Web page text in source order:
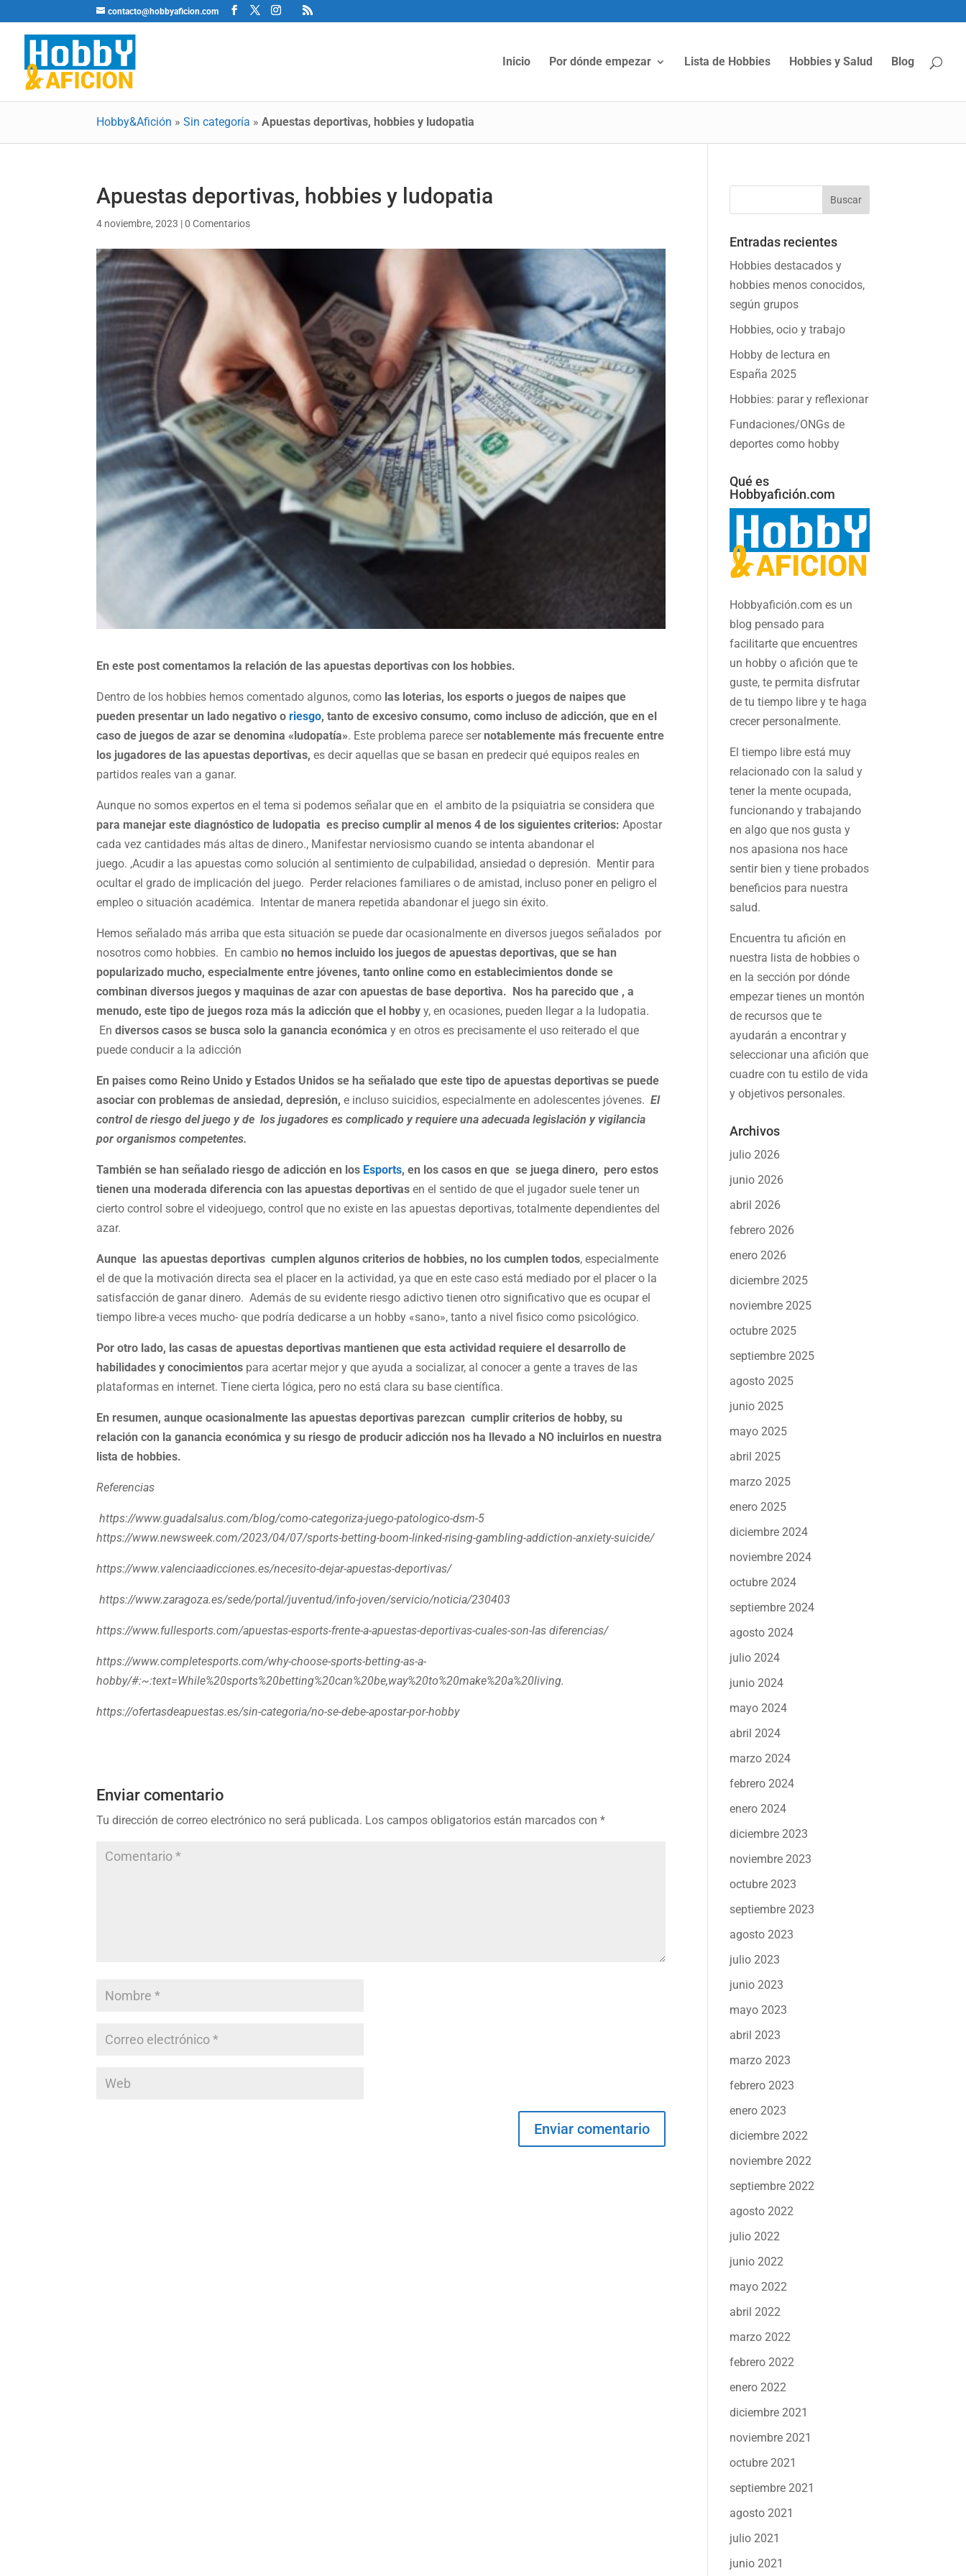
contacto@hobbyaficion.com
Hobby&Afición »Sin categoría »Apuestas deportivas, hobbies y ludopatia
Inicio Por dónde empezar Lista de Hobbies Hobbies y Salud Blog
Apuestas deportivas, hobbies y ludopatia
4 noviembre, 2023 |0 Comentarios
En este post comentamos la relación de las apuestas deportivas con los hobbies.
Dentro de los hobbies hemos comentado algunos, como las loterias, los esports o juegos de naipes que
pueden presentar un lado negativo oriesgo, tanto de excesivo consumo, como incluso de adicción, que en el
caso de juegos de azar se denomina «ludopatía». Este problema parece sernotablemente más frecuente entre
los jugadores de las apuestas deportivas, es decir aquellas que se basan en predecir qué equipos reales en
partidos reales van a ganar.
Aunque no somos expertos en el tema si podemos señalar que en el ambito de la psiquiatria se considera que
para manejar este diagnóstico de ludopatia es preciso cumplir al menos 4 de los siguientes criterios: Apostar
cada vez cantidades más altas de dinero., Manifestar nerviosismo cuando se intenta abandonar el
juego. ,Acudir a las apuestas como solución al sentimiento de culpabilidad, ansiedad o depresión. Mentir para
ocultar el grado de implicación del juego. Perder relaciones familiares o de amistad, incluso poner en peligro el
empleo o situación académica. Intentar de manera repetida abandonar el juego sin éxito.
Hemos señalado más arriba que esta situación se puede dar ocasionalmente en diversos juegos señalados por
nosotros como hobbies. En cambiono hemos incluido los juegos de apuestas deportivas, que se han
popularizado mucho, especialmente entre jóvenes, tanto online como en establecimientos donde se
combinan diversos juegos y maquinas de azar con apuestas de base deportiva. Nos ha parecido que , a
menudo, este tipo de juegos roza más la adicción que el hobby y, en ocasiones, pueden llegar a la ludopatia.
Endiversos casos se busca solo la ganancia económica y en otros es precisamente el uso reiterado el que
puede conducir a la adicción
En paises como Reino Unido y Estados Unidos se ha señalado que este tipo de apuestas deportivas se puede
asociar con problemas de ansiedad, depresión, e incluso suicidios, especialmente en adolescentes jóvenes.El
control de riesgo del juego y de los jugadores es complicado y requiere una adecuada legislación y vigilancia
por organismos competentes.
También se han señalado riesgo de adicción en los Esports, en los casos en que se juega dinero, pero estos
tienen una moderada diferencia con las apuestas deportivas en el sentido de que el jugador suele tener un
cierto control sobre el videojuego, control que no existe en las apuestas deportivas, totalmente dependientes del
azar.
Aunque las apuestas deportivas cumplen algunos criterios de hobbies, no los cumplen todos, especialmente
el de que la motivación directa sea el placer en la actividad, ya que en este caso está mediado por el placer o la
satisfacción de ganar dinero. Además de su evidente riesgo adictivo tienen otro significativo que es ocupar el
tiempo libre-a veces mucho- que podría dedicarse a un hobby «sano», tanto a nivel fisico como psicológico.
Por otro lado, las casas de apuestas deportivas mantienen que esta actividad requiere el desarrollo de
habilidades y conocimientos para acertar mejor y que ayuda a socializar, al conocer a gente a traves de las
plataformas en internet. Tiene cierta lógica, pero no está clara su base científica.
En resumen, aunque ocasionalmente las apuestas deportivas parezcan cumplir criterios de hobby, su
relación con la ganancia económica y su riesgo de producir adicción nos ha llevado a NO incluirlos en nuestra
lista de hobbies.
Referencias
https://www.guadalsalus.com/blog/como-categoriza-juego-patologico-dsm-5
https://www.newsweek.com/2023/04/07/sports-betting-boom-linked-rising-gambling-addiction-anxiety-suicide/
https://www.valenciaadicciones.es/necesito-dejar-apuestas-deportivas/
https://www.zaragoza.es/sede/portal/juventud/info-joven/servicio/noticia/230403
https://www.fullesports.com/apuestas-esports-frente-a-apuestas-deportivas-cuales-son-las diferencias/
https://www.completesports.com/why-choose-sports-betting-as-a-
hobby/#:~:text=While%20sports%20betting%20can%20be,way%20to%20make%20a%20living.
https://ofertasdeapuestas.es/sin-categoria/no-se-debe-apostar-por-hobby
Enviar comentario
Tu dirección de correo electrónico no será publicada. Los campos obligatorios están marcados con*
Entradas recientes
Hobbies destacados y
hobbies menos conocidos,
según grupos
Hobbies, ocio y trabajo
Hobby de lectura en
España 2025
Hobbies: parar y reflexionar
Fundaciones/ONGs de
deportes como hobby
Qué es
Hobbyafición.com
Hobbyafición.com es un
blog pensado para
facilitarte que encuentres
un hobby o afición que te
guste, te permita disfrutar
de tu tiempo libre y te haga
crecer personalmente.
El tiempo libre está muy
relacionado con la salud y
tener la mente ocupada,
funcionando y trabajando
en algo que nos gusta y
nos apasiona nos hace
sentir bien y tiene probados
beneficios para nuestra
salud.
Encuentra tu afición en
nuestra lista de hobbies o
en la sección por dónde
empezar tienes un montón
de recursos que te
ayudarán aencontrar y
seleccionar una afición que
cuadre con tu estilo de vida
y objetivos personales.
Archivos
julio 2026
junio 2026
abril 2026
febrero 2026
enero 2026
diciembre 2025
noviembre 2025
octubre 2025
septiembre 2025
agosto 2025
junio 2025
mayo 2025
abril 2025
marzo 2025
enero 2025
diciembre 2024
noviembre 2024
octubre 2024
septiembre 2024
agosto 2024
julio 2024
junio 2024
mayo 2024
abril 2024
marzo 2024
febrero 2024
enero 2024
diciembre 2023
noviembre 2023
octubre 2023
septiembre 2023
agosto 2023
julio 2023
junio 2023
mayo 2023
abril 2023
marzo 2023
febrero 2023
enero 2023
diciembre 2022
noviembre 2022
septiembre 2022
agosto 2022
julio 2022
junio 2022
mayo 2022
abril 2022
marzo 2022
febrero 2022
enero 2022
diciembre 2021
noviembre 2021
octubre 2021
septiembre 2021
agosto 2021
julio 2021
junio 2021